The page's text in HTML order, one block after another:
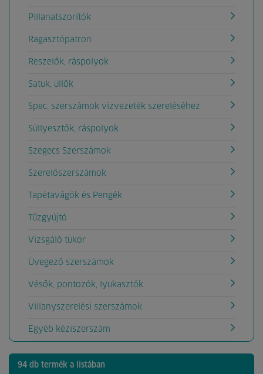
Pillanatszorítók
Ragasztópatron
Reszelők, ráspolyok
Satuk, üllők
Spec. szerszámok vízvezeték szereléséhez
Süllyesztők, ráspolyok
Szegecs Szerszámok
Szerelőszerszámok
Tapétavágók és Pengék
Tűzgyújtó
Vizsgáló tükör
Üvegező szerszámok
Vésők, pontozók, lyukasztók
Villanyszerelési szerszámok
Egyéb kéziszerszám
94 db termék a listában